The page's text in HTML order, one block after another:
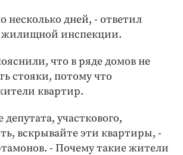
несколько дней, - ответил
жилищной инспекции.
что в ряде домов не
стояки, потому что
квартир.
участкового,
вскрывайте эти квартиры, -
- Почему такие жители